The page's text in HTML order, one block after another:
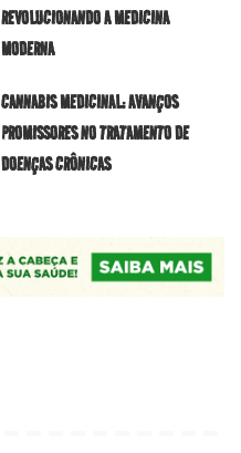
REVOLUCIONANDO A MEDICINA
MODERNA
CANNABIS MEDICINAL: AVANÇOS
PROMISSORES NO TRATAMENTO DE
DOENÇAS CRÔNICAS